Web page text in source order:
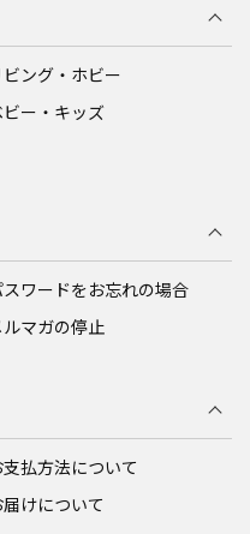
ビング・ホビー
ビー・キッズ
スワードをお忘れの場合
ルマガの停止
支払方法について
届けについて